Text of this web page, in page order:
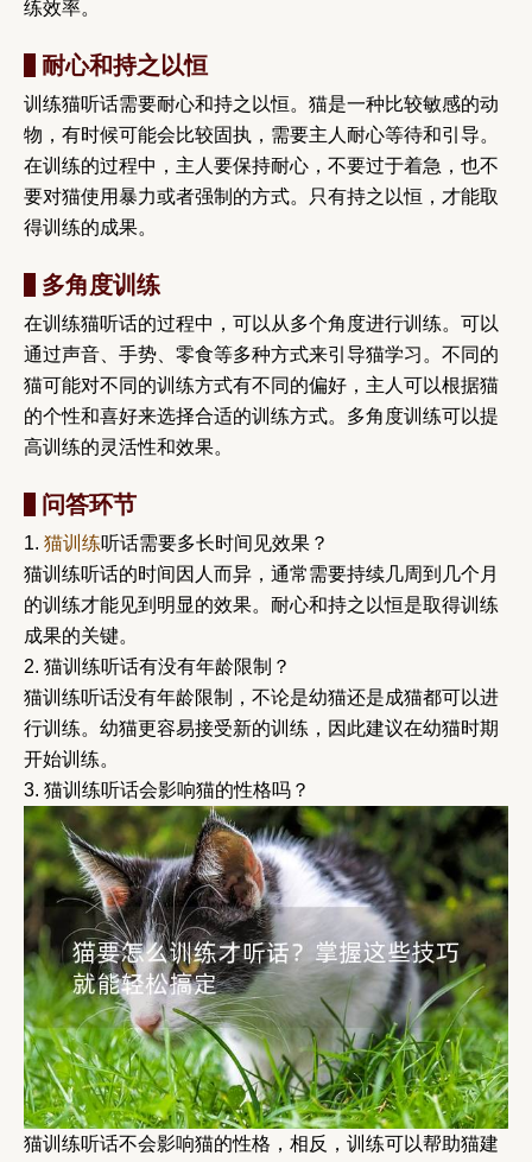
练效率。
耐心和持之以恒
训练猫听话需要耐心和持之以恒。猫是一种比较敏感的动
物，有时候可能会比较固执，需要主人耐心等待和引导。
在训练的过程中，主人要保持耐心，不要过于着急，也不
要对猫使用暴力或者强制的方式。只有持之以恒，才能取
得训练的成果。
多角度训练
在训练猫听话的过程中，可以从多个角度进行训练。可以
通过声音、手势、零食等多种方式来引导猫学习。不同的
猫可能对不同的训练方式有不同的偏好，主人可以根据猫
的个性和喜好来选择合适的训练方式。多角度训练可以提
高训练的灵活性和效果。
问答环节
1. 猫训练听话需要多长时间见效果？
猫训练听话的时间因人而异，通常需要持续几周到几个月
的训练才能见到明显的效果。耐心和持之以恒是取得训练
成果的关键。
2. 猫训练听话有没有年龄限制？
猫训练听话没有年龄限制，不论是幼猫还是成猫都可以进
行训练。幼猫更容易接受新的训练，因此建议在幼猫时期
开始训练。
3. 猫训练听话会影响猫的性格吗？
猫训练听话不会影响猫的性格，相反，训练可以帮助猫建